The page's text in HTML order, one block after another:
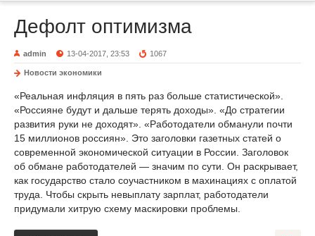
Дефолт оптимизма
admin 13-04-2017, 23:53 1067
Новости экономики
«Реальная инфляция в пять раз больше статистической».
«Россияне будут и дальше терять доходы». «До стратегии
развития руки не доходят». «Работодатели обманули почти
15 миллионов россиян». Это заголовки газетных статей о
современной экономической ситуации в России. Заголовок
об обмане работодателей — значим по сути. Он раскрывает,
как государство стало соучастником в махинациях с оплатой
труда. Чтобы скрыть невыплату зарплат, работодатели
придумали хитрую схему маскировки проблемы.